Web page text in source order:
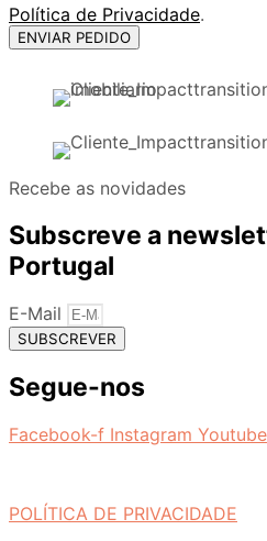
Política de Privacidade.
ENVIAR PEDIDO
Recebe as novidades
Subscreve a
Portugal
E-Mail
SUBSCREVER
Segue-nos
Facebook-f Instagram Youtube
POLÍTICA DE PRIVACIDADE